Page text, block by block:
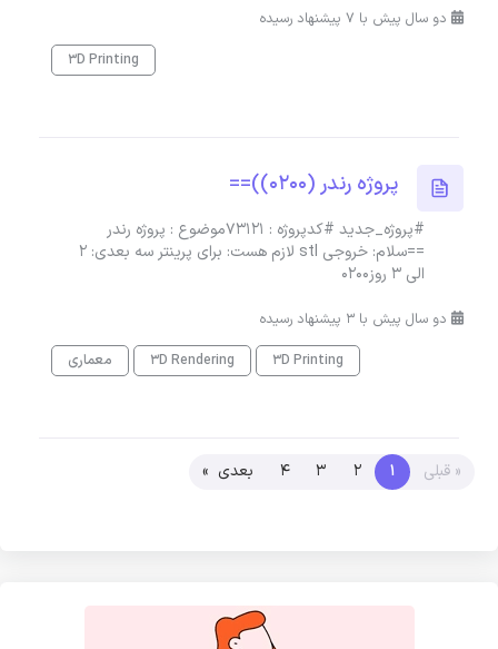
دو سال پیش با 7 پیشنهاد رسیده
3D Printing
پروژه رندر (0200))==
#پروژه_جدید #کدپروژه : 73121موضوع : پروژه رندر
==سلام: خروجی stl لازم هست: برای پرینتر سه بعدی: ۲
الی ۳ روز0200
دو سال پیش با 3 پیشنهاد رسیده
3D Printing
3D Rendering معماری
« قبلی 1
2
3
4 بعدی »